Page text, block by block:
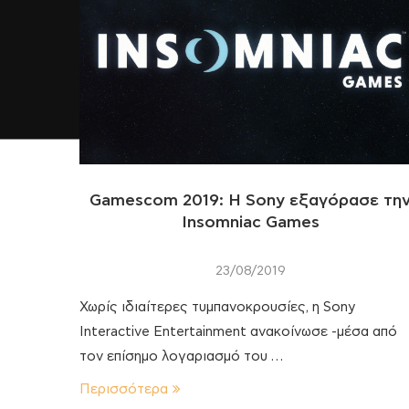
Gamescom 2019: Η Sony εξαγόρασε
Insomniac Games
23/08/2019
Χωρίς ιδιαίτερες τυμπανοκρουσίες, η Sony
Interactive Entertainment ανακοίνωσε -μέσα από
τον επίσημο λογαριασμό του …
Περισσότερα